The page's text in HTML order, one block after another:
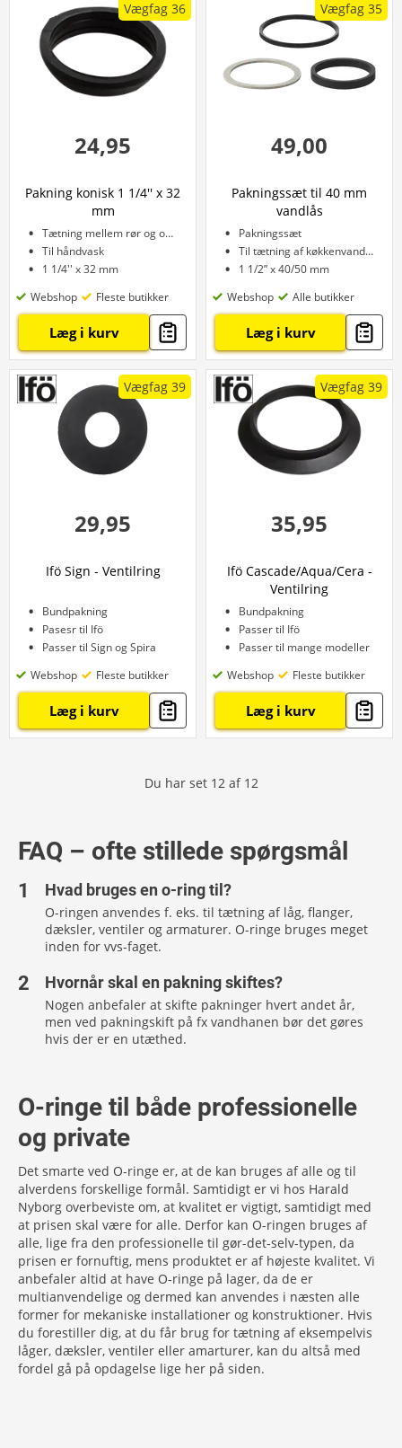
Vægfag 36
24,95
Pakning konisk 1 1/4'' x 32
mm
Tætning mellem rør og omløber
Til håndvask
1 1/4'' x 32 mm
Webshop
Fleste butikker
Læg i kurv
Vægfag 35
49,00
Pakningssæt til 40 mm
vandlås
Pakningssæt
Til tætning af køkkenvandlås
1 1/2” x 40/50 mm
Webshop
Alle butikker
Læg i kurv
Vægfag 39
29,95
Ifö Sign - Ventilring
Bundpakning
Pasesr til Ifö
Passer til Sign og Spira
Webshop
Fleste butikker
Læg i kurv
Vægfag 39
35,95
Ifö Cascade/Aqua/Cera -
Ventilring
Bundpakning
Passer til Ifö
Passer til mange modeller
Webshop
Fleste butikker
Læg i kurv
Du har set 12 af 12
FAQ – ofte stillede spørgsmål
Hvad bruges en o-ring til?
O-ringen anvendes f. eks. til tætning af låg, flanger,
dæksler, ventiler og armaturer. O-ringe bruges meget
inden for vvs-faget.
Hvornår skal en pakning skiftes?
Nogen anbefaler at skifte pakninger hvert andet år,
men ved pakningskift på fx vandhanen bør det gøres
hvis der er en utæthed.
O-ringe til både professionelle
og private
Det smarte ved O-ringe er, at de kan bruges af alle og til
alverdens forskellige formål. Samtidigt er vi hos Harald
Nyborg overbeviste om, at kvalitet er vigtigt, samtidigt med
at prisen skal være for alle. Derfor kan O-ringen bruges af
alle, lige fra den professionelle til gør-det-selv-typen, da
prisen er fornuftig, mens produktet er af højeste kvalitet. Vi
anbefaler altid at have O-ringe på lager, da de er
multianvendelige og dermed kan anvendes i næsten alle
former for mekaniske installationer og konstruktioner. Hvis
du forestiller dig, at du får brug for tætning af eksempelvis
låger, dæksler, ventiler eller amarturer, kan du altså med
fordel gå på opdagelse lige her på siden.